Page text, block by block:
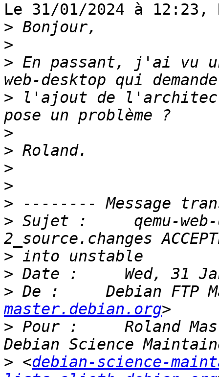
Le 31/01/2024 à
>
>
> En passant, j'ai vu
> l'ajout de
>
>
>
>
>
> Sujet :     qemu-
>
>
> De :     Debian FTP
master.debian.org
> Pour :     Roland
> <debian-science-